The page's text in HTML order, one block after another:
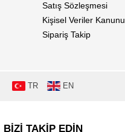
Satış Sözleşmesi
Kişisel Veriler Kanunu
Sipariş Takip
TR EN
BİZİ TAKİP EDİN